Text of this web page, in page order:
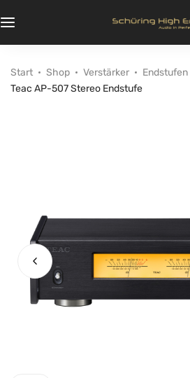
Start Shop Verstärker Endstufen
Teac AP-507 Stereo Endstufe